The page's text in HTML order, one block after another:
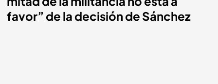
favor” de la decisión de Sánchez